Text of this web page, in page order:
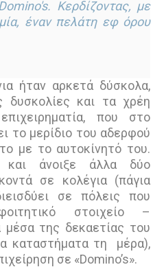
Domino's. Κερδίζοντας, με
έναν πελάτη εφ όρου
ήταν αρκετά δύσκολα,
δυσκολίες και τα χρέη
που στο
το µερίδιο του αδερφού
µε το αυτοκίνητό του.
άνοιξε άλλα δύο
σε κολέγια (πάγια
σε πόλεις που
στοιχείο –
μέσα της δεκαετίας του
καταστήματα τη μέρα),
σε «Domino’s».